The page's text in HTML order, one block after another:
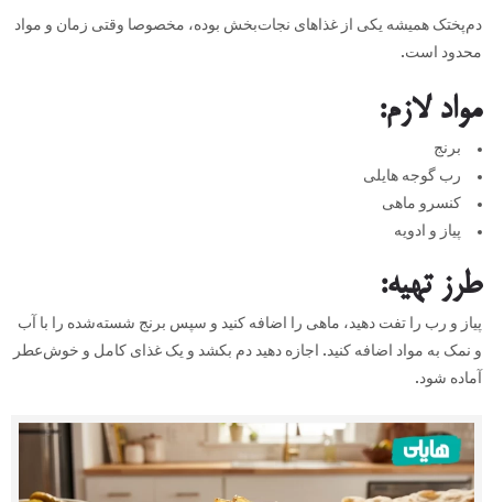
دم‌پختک همیشه یکی از غذاهای نجات‌بخش بوده، مخصوصا وقتی زمان و مواد
محدود است.
مواد لازم:
برنج
رب گوجه هایلی
کنسرو ماهی
پیاز و ادویه
طرز تهیه:
پیاز و رب را تفت دهید، ماهی را اضافه کنید و سپس برنج شسته‌شده را با آب
و نمک به مواد اضافه کنید. اجازه دهید دم بکشد و یک غذای کامل و خوش‌عطر
آماده شود.